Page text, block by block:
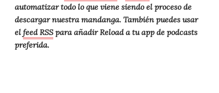
automatizar todo lo que viene siendo el proceso de
descargar nuestra mandanga. También puedes usar
elfeed RSSpara añadir Reload a tu app de podcasts
preferida.